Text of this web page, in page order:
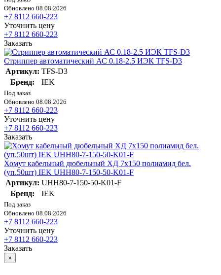
Обновлено 08.08.2026
+7 8112 660-223
Уточнить цену
+7 8112 660-223
Заказать
Стриппер автоматический АС 0.18-2.5 ИЭК TFS-D3
Артикул: TFS-D3
Бренд:
IEK
Под заказ
Обновлено 08.08.2026
+7 8112 660-223
Уточнить цену
+7 8112 660-223
Заказать
Хомут кабельный дюбельный ХД 7х150 полиамид бел.
(уп.50шт) IEK UHH80-7-150-50-K01-F
Артикул: UHH80-7-150-50-K01-F
Бренд:
IEK
Под заказ
Обновлено 08.08.2026
+7 8112 660-223
Уточнить цену
+7 8112 660-223
Заказать
×